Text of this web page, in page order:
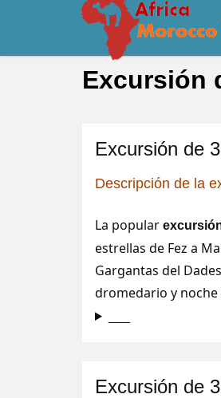
Excursión
Excursión de
Descripción de la
La popular
estrellas de Fez a
Gargantas del
dromedario y
Excursión de